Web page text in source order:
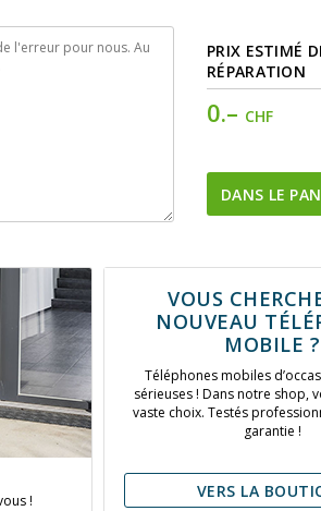
PRIX ESTIMÉ
RÉPARATION
0.– CHF
DANS LE
!
VOUS
NOUVEAU
MOBILE ?
Téléphones mobiles
sérieuses ! Dans notre shop,
vaste choix. Testés
garantie !
VERS LA